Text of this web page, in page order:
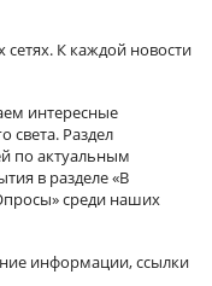
К каждой новости
интересные
света. Раздел
по актуальным
в разделе «В
среди наших
информации, ссылки